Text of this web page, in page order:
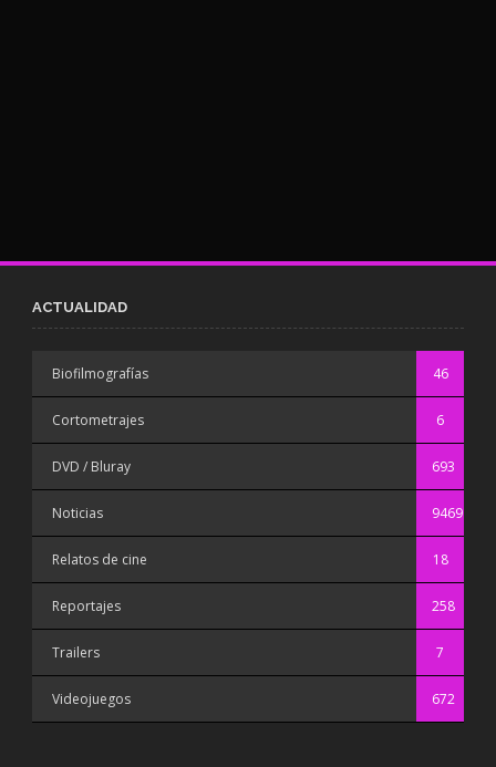
ACTUALIDAD
Biofilmografías 46
Cortometrajes 6
DVD / Bluray 693
Noticias 9469
Relatos de cine 18
Reportajes 258
Trailers 7
Videojuegos 672